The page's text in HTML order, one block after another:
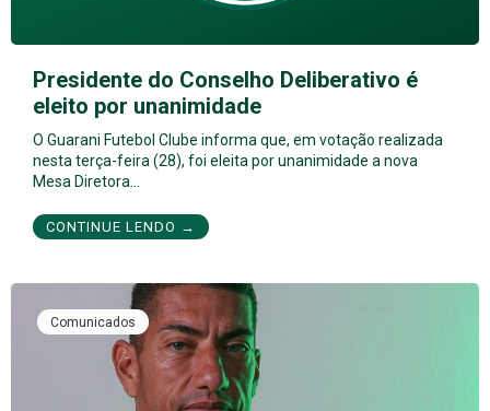
Presidente do Conselho Deliberativo é
eleito por unanimidade
O Guarani Futebol Clube informa que, em votação realizada
nesta terça-feira (28), foi eleita por unanimidade a nova
Mesa Diretora…
CONTINUE LENDO →
Comunicados